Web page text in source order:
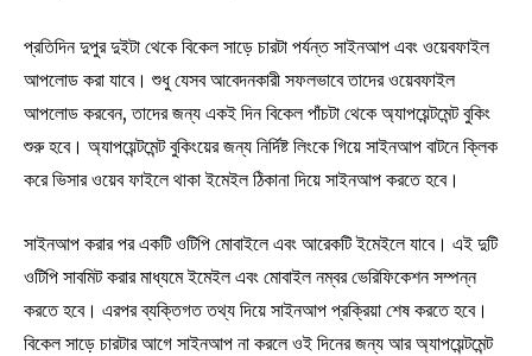
প্রতিদিন দুপুর দুইটা থেকে বিকেল সাড়ে চারটা পর্যন্ত সাইনআপ এবং ওয়েবফাইল
আপলোড করা যাবে। শুধু যেসব আবেদনকারী সফলভাবে তাদের ওয়েবফাইল
আপলোড করবেন, তাদের জন্য একই দিন বিকেল পাঁচটা থেকে অ্যাপয়েন্টমেন্ট বুকিং
শুরু হবে। অ্যাপয়েন্টমেন্ট বুকিংয়ের জন্য নির্দিষ্ট লিংকে গিয়ে সাইনআপ বাটনে ক্লিক
করে ভিসার ওয়েব ফাইলে থাকা ইমেইল ঠিকানা দিয়ে সাইনআপ করতে হবে।
সাইনআপ করার পর একটি ওটিপি মোবাইলে এবং আরেকটি ইমেইলে যাবে। এই দুটি
ওটিপি সাবমিট করার মাধ্যমে ইমেইল এবং মোবাইল নম্বর ভেরিফিকেশন সম্পন্ন
করতে হবে। এরপর ব্যক্তিগত তথ্য দিয়ে সাইনআপ প্রক্রিয়া শেষ করতে হবে।
বিকেল সাড়ে চারটার আগে সাইনআপ না করলে ওই দিনের জন্য আর অ্যাপয়েন্টমেন্ট